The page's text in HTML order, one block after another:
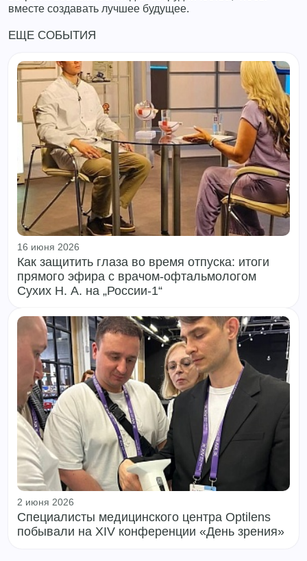
вместе создавать лучшее будущее.
ЕЩЕ СОБЫТИЯ
16 июня 2026
Как защитить глаза во время отпуска: итоги
прямого эфира с врачом‑офтальмологом
Сухих Н. А. на „России‑1“
2 июня 2026
Специалисты медицинского центра Optilens
побывали на XIV конференции «День зрения»